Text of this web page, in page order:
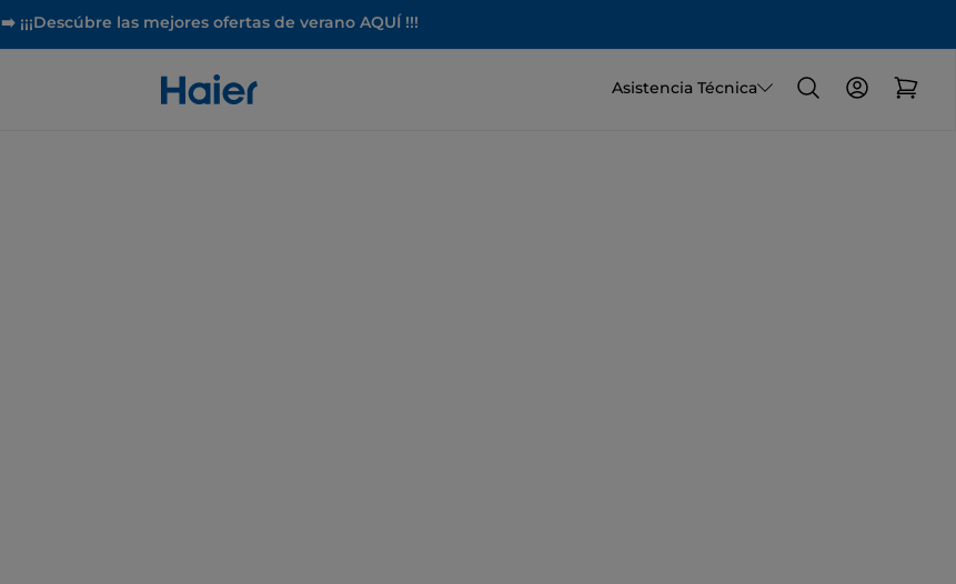
➡️ ¡¡¡Descúbre las mejores ofertas de verano AQUÍ !!!
Asistencia Técnica